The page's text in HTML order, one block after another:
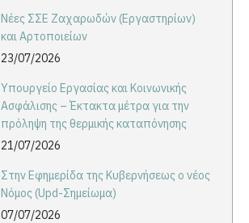
Νέες ΣΣΕ Ζαχαρωδών (Εργαστηρίων)
και Αρτοποιείων
23/07/2026
Υπουργείο Εργασίας και Κοινωνικής
Ασφάλισης – Έκτακτα μέτρα για την
πρόληψη της θερμικής καταπόνησης
21/07/2026
Στην Εφημερίδα της Κυβερνήσεως ο νέος
Νόμος (Upd-Σημείωμα)
07/07/2026